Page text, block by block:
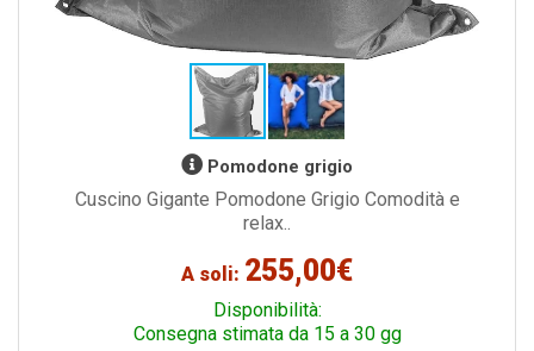
Pomodone grigio
Cuscino Gigante Pomodone Grigio Comodità e
relax..
A soli: 255,00€
Disponibilità:
Consegna stimata da 15 a 30 gg